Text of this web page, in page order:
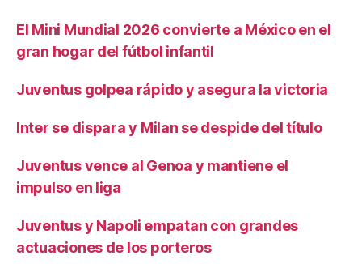
El Mini Mundial 2026 convierte a México en el
gran hogar del fútbol infantil
Juventus golpea rápido y asegura la victoria
Inter se dispara y Milan se despide del título
Juventus vence al Genoa y mantiene el
impulso en liga
Juventus y Napoli empatan con grandes
actuaciones de los porteros